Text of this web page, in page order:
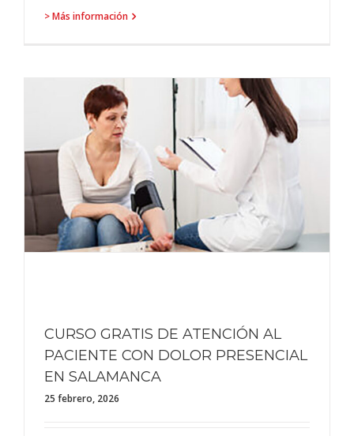
> Más información
CURSO GRATIS DE ATENCIÓN AL
PACIENTE CON DOLOR PRESENCIAL
EN SALAMANCA
25 febrero, 2026